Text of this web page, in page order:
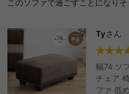
このソファで過ごすことになりそ
Tyさん
幅74 ソ
チェア
ファ 低